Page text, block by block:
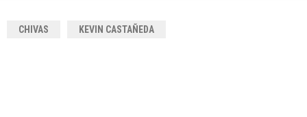
CHIVAS KEVIN CASTAÑEDA